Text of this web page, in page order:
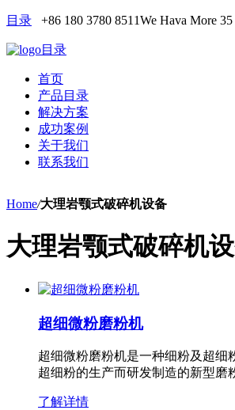
目录 +86 180 3780 8511We Hava More 35
目录
首页
产品目录
解决方案
成功案例
关于我们
联系我们
Home/大理岩颚式破碎机设备
大理岩颚式破碎机
超细微粉磨粉机
超细微粉磨粉机是一种细粉及超细
超细粉的生产而研发制造的新型磨
了解详情